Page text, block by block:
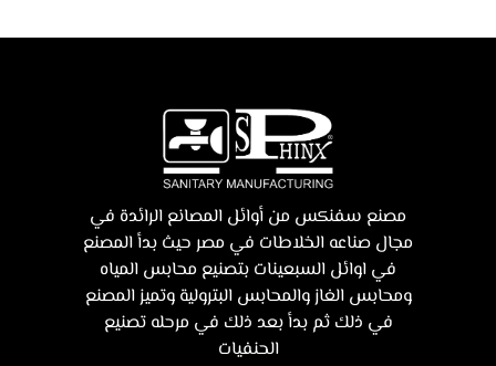
مصنع سفنكس من أوائل المصانع الرائدة في
مجال صناعه الخلاطات في مصر حيث بدأ المصنع
في اوائل السبعينات بتصنيع محابس المياه
ومحابس الغاز والمحابس البترولية وتميز المصنع
في ذلك ثم بدأ بعد ذلك في مرحله تصنيع
الحنفيات